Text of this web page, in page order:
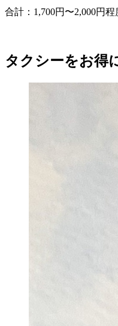
合計：1,700円〜2,000円程
タクシーをお得